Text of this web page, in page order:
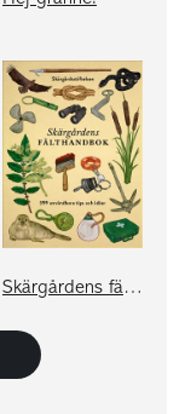
Skärgårdens fälthandbok